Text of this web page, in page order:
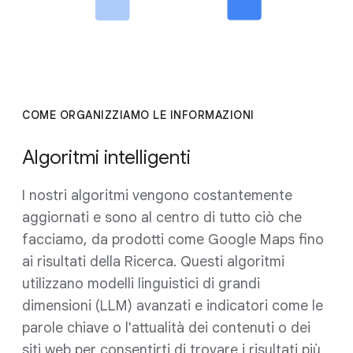
preso una decisione sbagliata, ha la possibilità di
COME ORGANIZZIAMO LE INFORMAZIONI
Algoritmi intelligenti
I nostri algoritmi vengono costantemente
aggiornati e sono al centro di tutto ciò che
facciamo, da prodotti come Google Maps fino
ai risultati della Ricerca. Questi algoritmi
utilizzano modelli linguistici di grandi
dimensioni (LLM) avanzati e indicatori come le
parole chiave o l'attualità dei contenuti o dei